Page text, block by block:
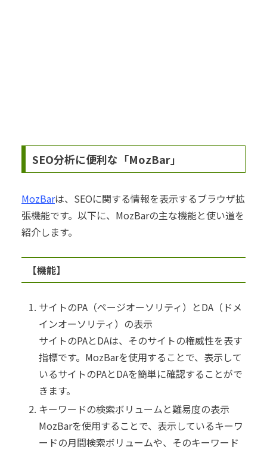
SEO分析に便利な「MozBar」
MozBarは、SEOに関する情報を表示するブラウザ拡
張機能です。以下に、MozBarの主な機能と使い道を
紹介します。
【機能】
サイトのPA（ページオーソリティ）とDA（ドメ
インオーソリティ）の表示
サイトのPAとDAは、そのサイトの権威性を表す
指標です。MozBarを使用することで、表示して
いるサイトのPAとDAを簡単に確認することがで
きます。
キーワードの検索ボリュームと難易度の表示
MozBarを使用することで、表示しているキーワ
ードの月間検索ボリュームや、そのキーワード